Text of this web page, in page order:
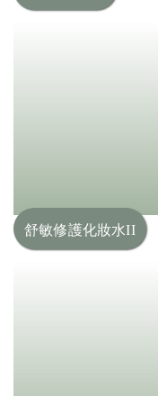
舒敏修護化妝水II